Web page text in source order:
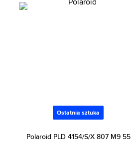
Ostatnia sztuka
Polaroid PLD 4154/S/X 807 M9 55